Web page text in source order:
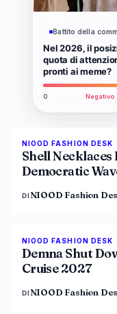
Battito della
Nel 2026, il
quota di
pronti ai meme?
0 Negativo
NIOOD FASHION DESK
Shell
Democratic
DI NIOOD Fashion
NIOOD FASHION DESK
Demna Shut
Cruise 2027
DINIOOD Fashion